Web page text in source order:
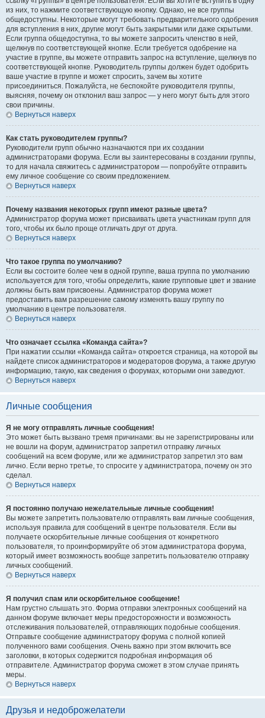
из них, то нажмите соответствующую кнопку. Однако, не все группы
общедоступны. Некоторые могут требовать предварительного одобрения
для вступления в них, другие могут быть закрытыми или даже скрытыми.
Если группа общедоступна, то вы можете запросить членство в ней,
щелкнув по соответствующей кнопке. Если требуется одобрение на
участие в группе, вы можете отправить запрос на вступление, щелкнув по
соответствующей кнопке. Руководитель группы должен будет одобрить
ваше участие в группе и может спросить, зачем вы хотите
присоединиться. Пожалуйста, не беспокойте руководителя группы,
выясняя, почему он отклонил ваш запрос — у него могут быть для этого
свои причины.
Вернуться наверх
Как стать руководителем группы?
Руководители групп обычно назначаются при их создании
администраторами форума. Если вы заинтересованы в создании группы,
то для начала свяжитесь с администратором — попробуйте отправить
ему личное сообщение со своим предложением.
Вернуться наверх
Почему названия некоторых групп имеют разные цвета?
Администратор форума может присваивать цвета участникам групп для
того, чтобы их было проще отличать друг от друга.
Вернуться наверх
Что такое группа по умолчанию?
Если вы состоите более чем в одной группе, ваша группа по умолчанию
используется для того, чтобы определить, какие групповые цвет и звание
должны быть вам присвоены. Администратор форума может
предоставить вам разрешение самому изменять вашу группу по
умолчанию в центре пользователя.
Вернуться наверх
Что означает ссылка «Команда сайта»?
При нажатии ссылки «Команда сайта» откроется страница, на которой вы
найдете список администраторов и модераторов форума, а также другую
информацию, такую, как сведения о форумах, которыми они заведуют.
Вернуться наверх
Личные сообщения
Я не могу отправлять личные сообщения!
Это может быть вызвано тремя причинами: вы не зарегистрированы или
не вошли на форум, администратор запретил отправку личных
сообщений на всем форуме, или же администратор запретил это вам
лично. Если верно третье, то спросите у администратора, почему он это
сделал.
Вернуться наверх
Я постоянно получаю нежелательные личные сообщения!
Вы можете запретить пользователю отправлять вам личные сообщения,
используя правила для сообщений в центре пользователя. Если вы
получаете оскорбительные личные сообщения от конкретного
пользователя, то проинформируйте об этом администратора форума,
который имеет возможность вообще запретить пользователю отправку
личных сообщений.
Вернуться наверх
Я получил спам или оскорбительное сообщение!
Нам грустно слышать это. Форма отправки электронных сообщений на
данном форуме включает меры предосторожности и возможность
отслеживания пользователей, отправляющих подобные сообщения.
Отправьте сообщение администратору форума с полной копией
полученного вами сообщения. Очень важно при этом включить все
заголовки, в которых содержится подробная информация об
отправителе. Администратор форума сможет в этом случае принять
меры.
Вернуться наверх
Друзья и недоброжелатели